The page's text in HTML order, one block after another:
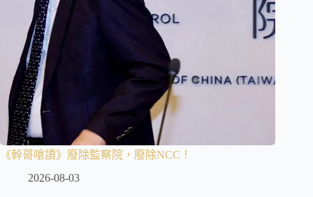
《幹哥嗆讀》廢除監察院，廢除NCC！
2026-08-03